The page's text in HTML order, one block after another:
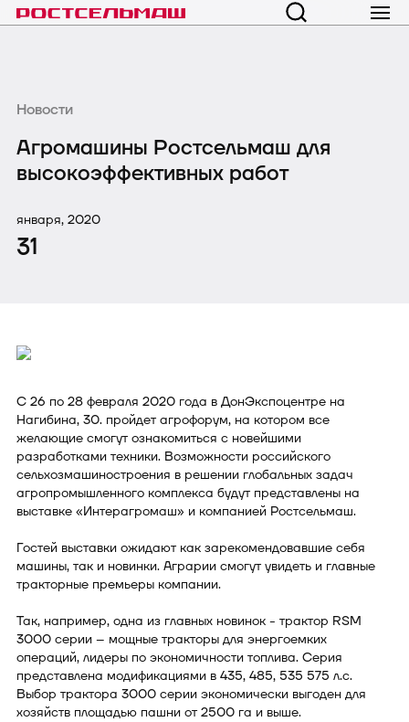
Новости
Агромашины Ростсельмаш для
высокоэффективных работ
января, 2020
31
С 26 по 28 февраля 2020 года в ДонЭкспоцентре на
Нагибина, 30. пройдет агрофорум, на котором все
желающие смогут ознакомиться с новейшими
разработками техники. Возможности российского
сельхозмашиностроения в решении глобальных задач
агропромышленного комплекса будут представлены на
выставке «Интерагромаш» и компанией Ростсельмаш.
Гостей выставки ожидают как зарекомендовавшие себя
машины, так и новинки. Аграрии смогут увидеть и главные
тракторные премьеры компании.
Так, например, одна из главных новинок - трактор RSM
3000 серии – мощные тракторы для энергоемких
операций, лидеры по экономичности топлива. Серия
представлена модификациями в 435, 485, 535 575 л.с.
Выбор трактора 3000 серии экономически выгоден для
хозяйств площадью пашни от 2500 га и выше.